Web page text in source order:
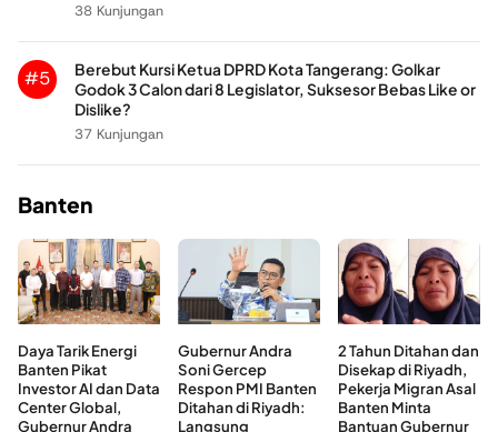
38 Kunjungan
#5
Berebut Kursi Ketua DPRD Kota Tangerang: Golkar
Godok 3 Calon dari 8 Legislator, Suksesor Bebas Like or
Dislike?
37 Kunjungan
Banten
Daya Tarik Energi
Banten Pikat
Investor AI dan Data
Center Global,
Gubernur Andra
Gubernur Andra
Soni Gercep
Respon PMI Banten
Ditahan di Riyadh:
Langsung
2 Tahun Ditahan dan
Disekap di Riyadh,
Pekerja Migran Asal
Banten Minta
Bantuan Gubernur